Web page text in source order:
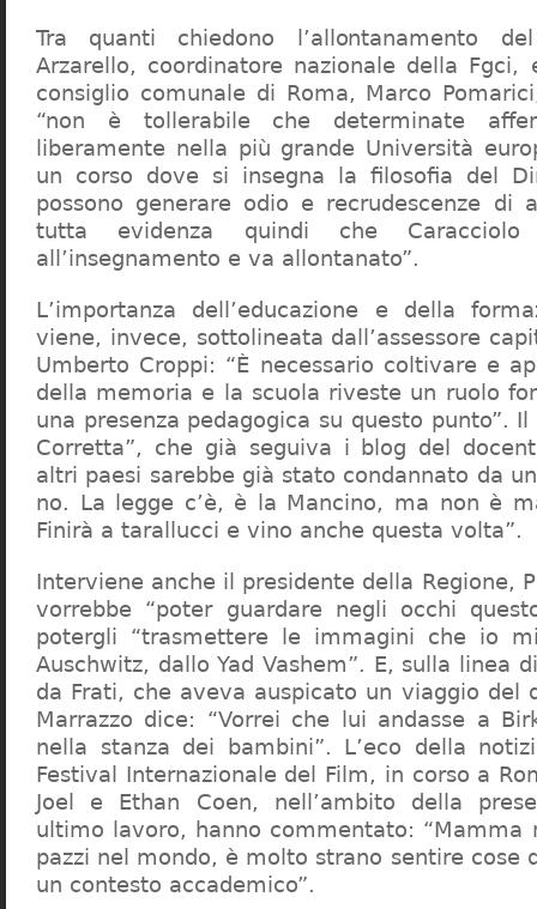
Tra quanti chiedono l’allontanamento
Arzarello, coordinatore nazionale della
consiglio comunale di Roma, Marco
“non è tollerabile che determinate
liberamente nella più grande Università
un corso dove si insegna la filosofia del
possono generare odio e recrudescenze di
tutta evidenza quindi che
all’insegnamento e va allontanato”.
L’importanza dell’educazione e della
viene, invece, sottolineata dall’assessore
Umberto Croppi: “È necessario coltivare e
della memoria e la scuola riveste un ruolo
una presenza pedagogica su questo punto”.
Corretta”, che già seguiva i blog del
altri paesi sarebbe già stato condannato da
no. La legge c’è, è la Mancino, ma non è
Finirà a tarallucci e vino anche questa volta”.
Interviene anche il presidente della Regione,
vorrebbe “poter guardare negli occhi
potergli “trasmettere le immagini che io
Auschwitz, dallo Yad Vashem”. E, sulla linea
da Frati, che aveva auspicato un viaggio del
Marrazzo dice: “Vorrei che lui andasse a
nella stanza dei bambini”. L’eco della
Festival Internazionale del Film, in corso a
Joel e Ethan Coen, nell’ambito della
ultimo lavoro, hanno commentato: “Mamma
pazzi nel mondo, è molto strano sentire cose
un contesto accademico”.